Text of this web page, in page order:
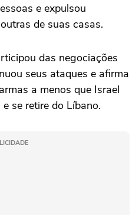
e expulsou
de suas casas.
das negociações
seus ataques e afirma
a menos que Israel
se retire do Líbano.